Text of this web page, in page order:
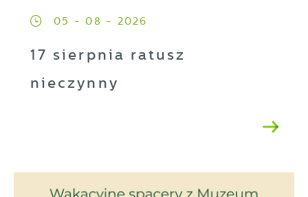
05 - 08 - 2026
17 sierpnia ratusz
nieczynny